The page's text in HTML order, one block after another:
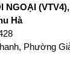
NGOẠI
Hà
Phường